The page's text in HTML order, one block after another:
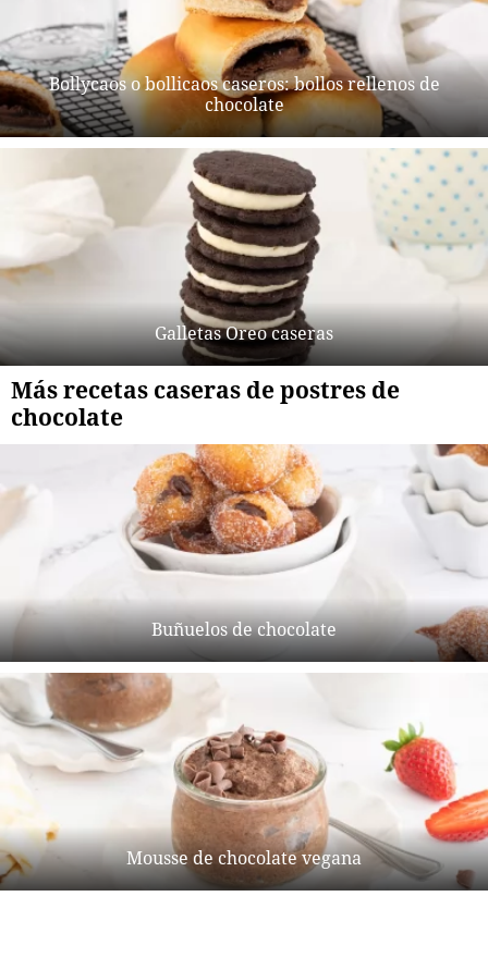
Bollycaos o bollicaos caseros: bollos rellenos de
chocolate
Galletas Oreo caseras
Más recetas caseras de postres de
chocolate
Buñuelos de chocolate
Mousse de chocolate vegana